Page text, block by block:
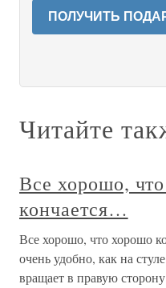
ПОЛУЧИТЬ
Читайте
Все хорошо,
кончается…
Все хорошо, что хорошо
очень удобно, как на
вращает в правую